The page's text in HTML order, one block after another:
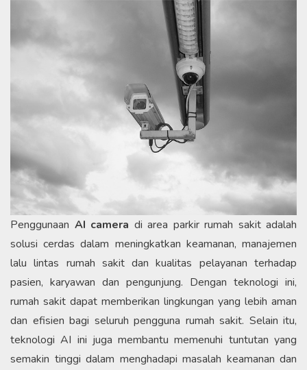
Penggunaan AI camera di area parkir rumah sakit adalah
solusi cerdas dalam meningkatkan keamanan, manajemen
lalu lintas rumah sakit dan kualitas pelayanan terhadap
pasien, karyawan dan pengunjung. Dengan teknologi ini,
rumah sakit dapat memberikan lingkungan yang lebih aman
dan efisien bagi seluruh pengguna rumah sakit. Selain itu,
teknologi AI ini juga membantu memenuhi tuntutan yang
semakin tinggi dalam menghadapi masalah keamanan dan